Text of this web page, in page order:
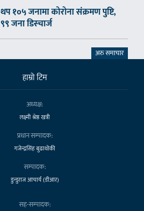
थप १०५ जनामा कोरोना संक्रमण पुष्टि,
९९ जना डिस्चार्ज
अरु समाचार
हाम्राे टिम
अध्यक्ष:
लक्ष्मी श्रेष्ठ खत्री
प्रधान सम्पादक:
गजेन्द्रसिंह बुढाथोकी
सम्पादक:
डुन्डुराज आचार्य (डीआर)
सह-सम्पादक: